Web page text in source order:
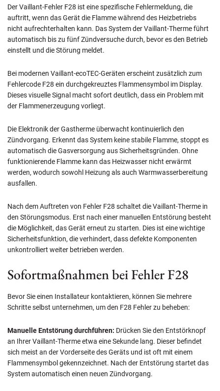
Der Vaillant-Fehler F28 ist eine spezifische Fehlermeldung, die
auftritt, wenn das Gerät die Flamme während des Heizbetriebs
nicht aufrechterhalten kann. Das System der Vaillant-Therme führt
automatisch bis zu fünf Zündversuche durch, bevor es den Betrieb
einstellt und die Störung meldet.
Bei modernen Vaillant-ecoTEC-Geräten erscheint zusätzlich zum
Fehlercode F28 ein durchgekreuztes Flammensymbol im Display.
Dieses visuelle Signal macht sofort deutlich, dass ein Problem mit
der Flammenerzeugung vorliegt.
Die Elektronik der Gastherme überwacht kontinuierlich den
Zündvorgang. Erkennt das System keine stabile Flamme, stoppt es
automatisch die Gasversorgung aus Sicherheitsgründen. Ohne
funktionierende Flamme kann das Heizwasser nicht erwärmt
werden, wodurch sowohl Heizung als auch Warmwasserbereitung
ausfallen.
Nach dem Auftreten von Fehler F28 schaltet die Vaillant-Therme in
den Störungsmodus. Erst nach einer manuellen Entstörung besteht
die Möglichkeit, das Gerät erneut zu starten. Dies ist eine wichtige
Sicherheitsfunktion, die verhindert, dass defekte Komponenten
unkontrolliert weiter betrieben werden.
Sofortmaßnahmen bei Fehler F28
Bevor Sie einen Installateur kontaktieren, können Sie mehrere
Schritte selbst unternehmen, um den F28 Fehler zu beheben:
Manuelle Entstörung durchführen: Drücken Sie den Entstörknopf
an Ihrer Vaillant-Therme etwa eine Sekunde lang. Dieser befindet
sich meist an der Vorderseite des Geräts und ist oft mit einem
Flammensymbol gekennzeichnet. Nach der Entstörung startet das
System automatisch einen neuen Zündvorgang.